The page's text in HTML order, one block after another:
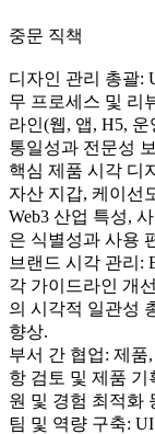
중문 직책
디자인 관리 총괄:
무 프로세스 및 리
라인(웹, 앱, H5,
통일성과 전문성
핵심 제품 시각 디
자산 지갑, 케이선
Web3 산업 특성,
은 식별성과 사용
브랜드 시각 관리:
각 가이드라인 개
의 시각적 일관성
향상.
부서 간 협업: 제품
항 검토 및 제품 기
원 및 경험 최적화
팀 및 역량 구축: